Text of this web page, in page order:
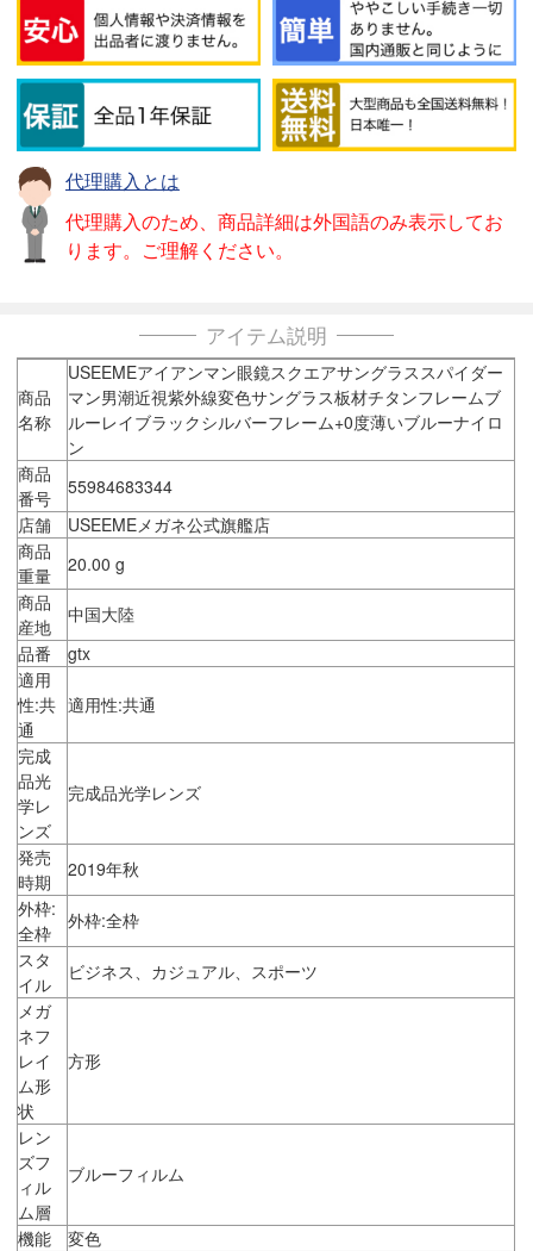
代理購入とは
代理購入のため、商品詳細は外国語のみ表示してお
ります。ご理解ください。
アイテム説明
商品
名称
USEEMEアイアンマン眼鏡スクエアサングラススパイダー
マン男潮近視紫外線変色サングラス板材チタンフレームブ
ルーレイブラックシルバーフレーム+0度薄いブルーナイロ
ン
商品
番号
55984683344
店舗
USEEMEメガネ公式旗艦店
商品
重量
20.00 g
商品
産地
中国大陸
品番
gtx
適用
性:共
通
適用性:共通
完成
品光
学レ
ンズ
完成品光学レンズ
発売
時期
2019年秋
外枠:
全枠
外枠:全枠
スタ
イル
ビジネス、カジュアル、スポーツ
メガ
ネフ
レイ
ム形
状
方形
レン
ズフ
ィル
ム層
ブルーフィルム
機能 変色